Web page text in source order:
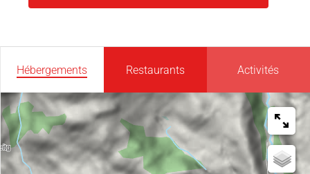
Hébergements Restaurants Activités